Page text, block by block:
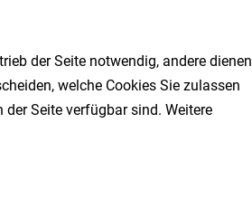
der Seite notwendig, andere dienen
welche Cookies Sie zulassen
Seite verfügbar sind. Weitere